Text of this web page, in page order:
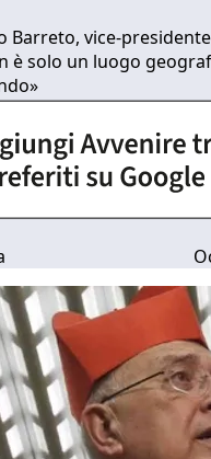
Barreto, vice-
è solo un luogo